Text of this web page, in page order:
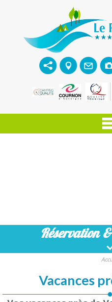
Réservation
Vacances